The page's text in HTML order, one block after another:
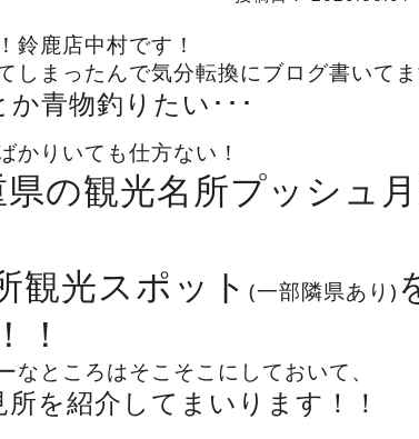
鈴鹿店中村です！
しまったんで気分転換にブログ書いてま
か青物釣りたい･･･
かりいても仕方ない！
の観光名所プッシュ
観光スポット (一部隣県あり)
！
なところはそこそこにしておいて、
を紹介してまいります！！